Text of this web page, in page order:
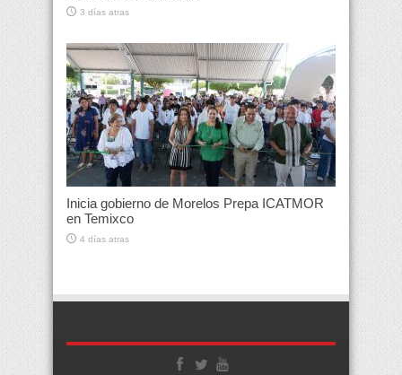
3 días atras
Inicia gobierno de Morelos Prepa ICATMOR
en Temixco
4 días atras